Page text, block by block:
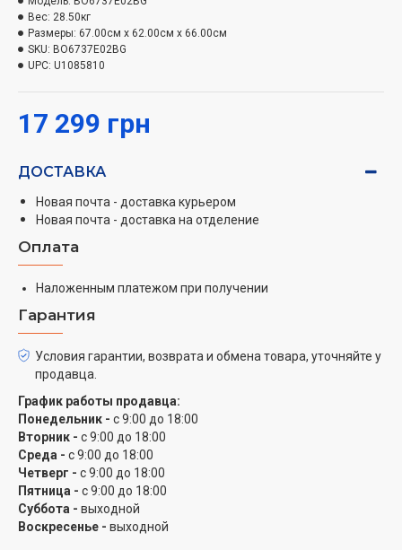
Недавно форма HomeMade получила новый дизайн, а
поток воздуха был улучшен благодаря обновленной
позволило обеспечить стабильную температуру по
Ваши блюда больше никогда не будут пригорать с
одной стороны, оставаясь сырыми с другой.
AirFry
противня, предоставляет возможность готовить
блюда как во фритюрнице, но без использования
масла или с минимальным его количеством. В
результате любимые блюда будут соответствовать
критериям здорового питания.
FastPreheat
Температура в духовых шкафах OptiBake достигает
200 °C всего за 5 минут, а это на 30% быстрее, чем
при обычном разогреве. Благодаря этому наши
модели духовок – одни из самых быстрых на рынке.
Очень удобно, когда вы готовите блюда, требующие
17 299 грн
Вес: 28.50кг
Размеры: 67.00см x 62.00см x 66.00см
SKU: BO6737E02BG
UPC: U1085810
ДОСТАВКА
Новая почта - доставка курьером
Новая почта - доставка на отделение
Оплата
Наложенным платежом при получении
Гарантия
Условия гарантии, возврата и обмена товара, уточняйте у
продавца.
График работы продавца:
Понедельник - с 9:00 до 18:00
Вторник - с 9:00 до 18:00
Среда - с 9:00 до 18:00
Четверг - с 9:00 до 18:00
Пятница - с 9:00 до 18:00
Суббота - выходной
Воскресенье - выходной